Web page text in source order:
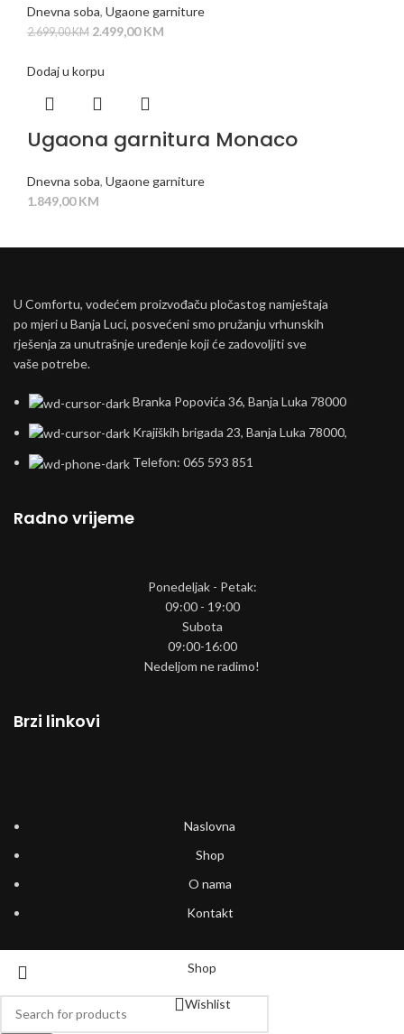
Dnevna soba, Ugaone garniture
2.699,00KM 2.499,00KM
Dodaj u korpu
Ugaona garnitura Monaco
Dnevna soba, Ugaone garniture
1.849,00KM
U Comfortu, vodećem proizvođaču pločastog namještaja
po mjeri u Banja Luci, posvećeni smo pružanju vrhunskih
rješenja za unutrašnje uređenje koji će zadovoljiti sve
vaše potrebe.
Branka Popovića 36, Banja Luka 78000
Krajiških brigada 23, Banja Luka 78000,
Telefon: 065 593 851
Radno vrijeme
Ponedeljak - Petak:
09:00 - 19:00
Subota
09:00-16:00
Nedeljom ne radimo!
Brzi linkovi
Naslovna
Shop
O nama
Kontakt
Shop
Wishlist